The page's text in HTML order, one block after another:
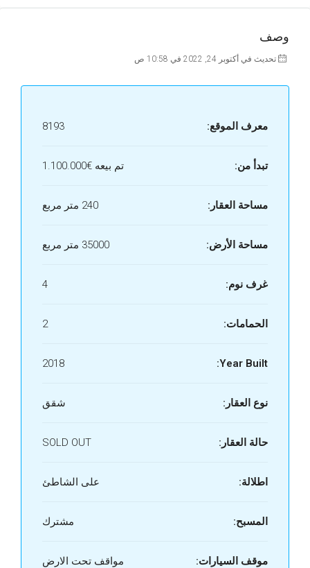
وصف
تحديث في أكتوبر 24, 2022 في 10:58 ص
معرف الموقع: 8193
تبدأ من: تم بيعه €1.100.000
مساحة العقار: 240 متر مربع
مساحة الأرض: 35000 متر مربع
غرف نوم: 4
الحمامات: 2
Year Built:
2018
نوع العقار: شقق
حالة العقار: SOLD OUT
اطلالة: على الشاطئ
المسبح: مشترك
موقف السيارات: مواقف تحت الارض